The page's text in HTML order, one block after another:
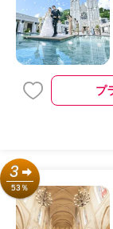
プ
3
53％